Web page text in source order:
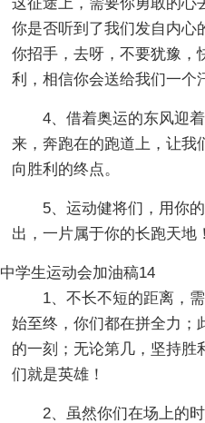
你是否听到了我们发自内心
你招手，去呀，不要犹豫，
利，相信你会送给我们一个
4、借着奥运的东风迎
来，奔跑在的跑道上，让我
向胜利的终点。
5、运动健将们，用你
出，一片属于你的长跑天地！
中学生运动会加油稿14
1、不长不短的距离，
始至终，你们都在拼全力；
的一刻；无论第几，坚持胜
们就是英雄！
2、虽然你们在场上的